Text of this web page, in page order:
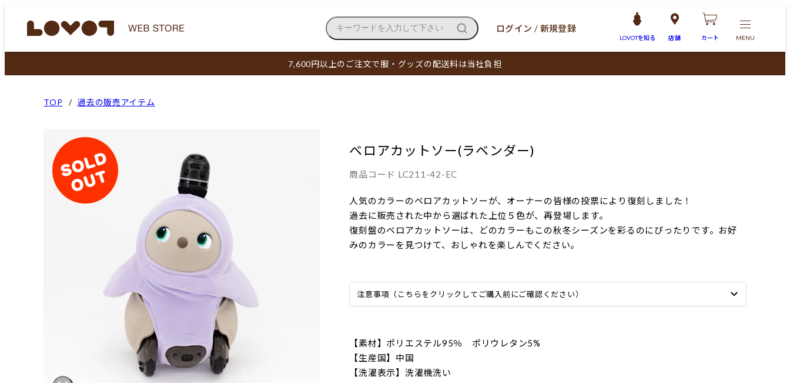
キーワードを入力して下さい ログイン / 新規登録
LOVOTを知る 店舗 カート MENU
7,600円以上のご注文で服・グッズの配送料は当社負担
TOP 過去の販売アイテム
ベロアカットソー(ラベンダー)
商品コード LC211-42-EC
人気のカラーのベロアカットソーが、オーナーの皆様の投票により復刻しました！
過去に販売された中から選ばれた上位５色が、再登場します。
復刻盤のベロアカットソーは、どのカラーもこの秋冬シーズンを彩るのにぴったりです。お好
みのカラーを見つけて、おしゃれを楽しんでください。
注意事項（こちらをクリックしてご購入前にご確認ください）
【素材】ポリエステル95％ ポリウレタン5%
【生産国】中国
【洗濯表示】洗濯機洗い